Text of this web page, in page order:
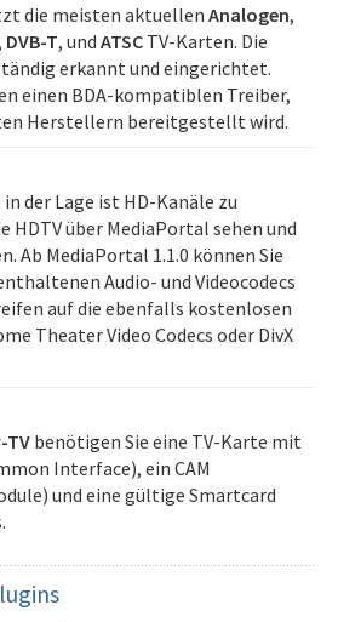
die meisten aktuellen Analogen,
DVB-T, und ATSC TV-Karten. Die
erkannt und eingerichtet.
einen BDA-kompatiblen Treiber,
Herstellern bereitgestellt wird.
der Lage ist HD-Kanäle zu
HDTV über MediaPortal sehen und
Ab MediaPortal 1.1.0 können Sie
Audio- und Videocodecs
auf die ebenfalls kostenlosen
Theater Video Codecs oder DivX
TVbenötigen Sie eine TV-Karte mit
Interface), ein CAM
und eine gültige Smartcard